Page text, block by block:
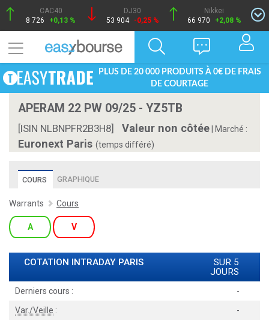
CAC40
8 726
+0,13 %
DJ30
53 904 -0,25 %
Nikkei
66 970
+2,08 %
PLUS DE 20 000 PRODUITS À 0€ DE FRAIS
DE COURTAGE
APERAM 22 PW 09/25 - YZ5TB
[ISIN NLBNPFR2B3H8] Valeur non côtée Marché :
Euronext Paris (temps différé)
COURS GRAPHIQUE
Warrants Cours
A V
COTATION INTRADAY PARIS
SUR 5
JOURS
Derniers cours :
-
Var./Veille :
-